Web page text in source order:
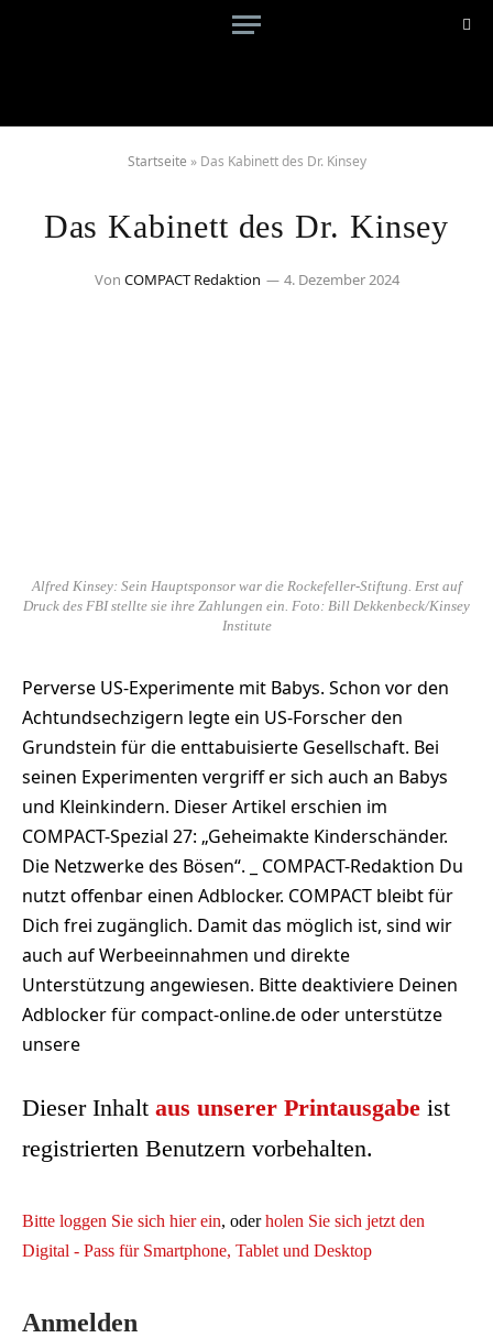
Startseite » Das Kabinett des Dr. Kinsey
Das Kabinett des Dr. Kinsey
Von COMPACT Redaktion 4. Dezember 2024
Alfred Kinsey: Sein Hauptsponsor war die Rockefeller-Stiftung. Erst auf
Druck des FBI stellte sie ihre Zahlungen ein. Foto: Bill Dekkenbeck/Kinsey
Institute
Perverse US-Experimente mit Babys. Schon vor den
Achtundsechzigern legte ein US-Forscher den
Grundstein für die enttabuisierte Gesellschaft. Bei
seinen Experimenten vergriff er sich auch an Babys
und Kleinkindern. Dieser Artikel erschien im
COMPACT-Spezial 27: „Geheimakte Kinderschänder.
Die Netzwerke des Bösen“. _ COMPACT-Redaktion Du
nutzt offenbar einen Adblocker. COMPACT bleibt für
Dich frei zugänglich. Damit das möglich ist, sind wir
auch auf Werbeeinnahmen und direkte
Unterstützung angewiesen. Bitte deaktiviere Deinen
Adblocker für compact-online.de oder unterstütze
unsere
Dieser Inhalt aus unserer Printausgabe ist
registrierten Benutzern vorbehalten.
Bitte loggen Sie sich hier ein, oderholen Sie sich jetzt den
Digital - Pass für Smartphone, Tablet und Desktop
Anmelden